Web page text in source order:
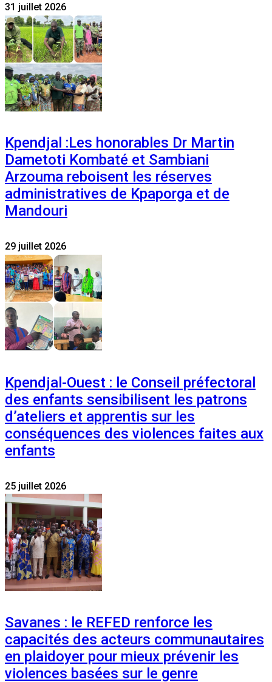
31 juillet 2026
Kpendjal :Les honorables Dr Martin
Dametoti Kombaté et Sambiani
Arzouma reboisent les réserves
administratives de Kpaporga et de
Mandouri
29 juillet 2026
Kpendjal-Ouest : le Conseil préfectoral
des enfants sensibilisent les patrons
d’ateliers et apprentis sur les
conséquences des violences faites aux
enfants
25 juillet 2026
Savanes : le REFED renforce les
capacités des acteurs communautaires
en plaidoyer pour mieux prévenir les
violences basées sur le genre